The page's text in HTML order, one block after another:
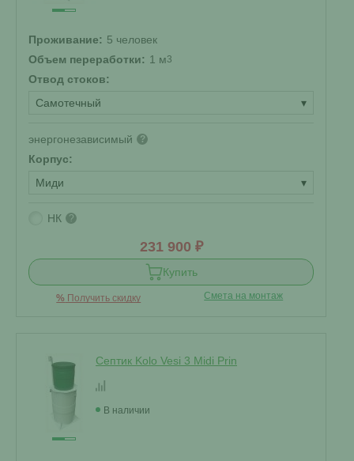
Проживание: 5 человек
Объем переработки: 1 м3
Отвод стоков:
Самотечный
▾
энергонезависимый ?
Корпус:
Миди
▾
НК ?
231 900 ₽
Купить
% Получить скидку Смета на монтаж
Септик Kolo Vesi 3 Midi Prin
В наличии